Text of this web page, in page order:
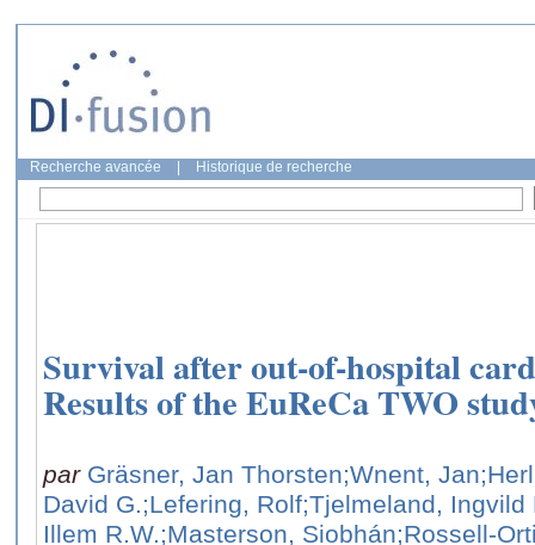
Recherche avancée Historique de recherche
Survival after out-of-hospital
Results of the EuReCa TWO
par Gräsner, Jan Thorsten;Wnent, Jan
David G.;Lefering, Rolf;Tjelmeland, Ingvild
Illem R.W.;Masterson, Siobhán;Rossell-